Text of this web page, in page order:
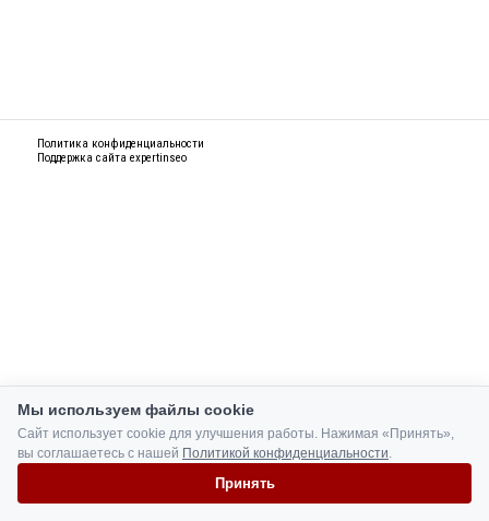
Политика конфиденциальности
Поддержка сайта expertinseo
Мы используем файлы cookie
Сайт использует cookie для улучшения работы. Нажимая «Принять»,
вы соглашаетесь с нашей Политикой конфиденциальности.
Принять